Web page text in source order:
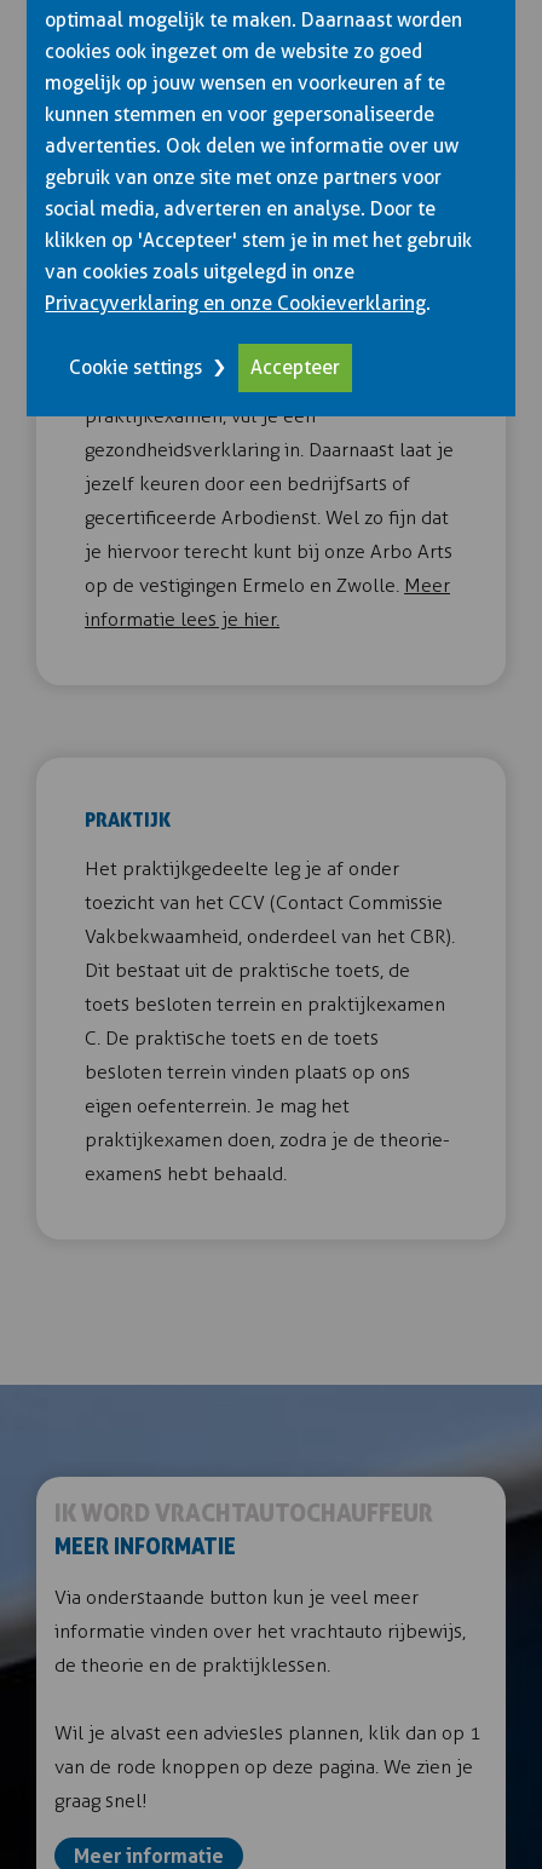
De theorie bestaat voor beroepschauffeurs
uit drie examens: RVM1-C, VM2-C en VM3-
C. Wil je het rijbewijs privé gebruiken, dan
hoef je slechts module 1 te volgen.
Voordat je kunt deelnemen aan het
praktijkexamen, vul je een
gezondheidsverklaring in. Daarnaast laat je
jezelf keuren door een bedrijfsarts of
gecertificeerde Arbodienst. Wel zo fijn dat
je hiervoor terecht kunt bij onze Arbo Arts
op de vestigingen Ermelo en Zwolle. Meer
informatie lees je hier.
PRAKTIJK
Het praktijkgedeelte leg je af onder
toezicht van het CCV (Contact Commissie
Vakbekwaamheid, onderdeel van het CBR).
Dit bestaat uit de praktische toets, de
toets besloten terrein en praktijkexamen
C. De praktische toets en de toets
besloten terrein vinden plaats op ons
eigen oefenterrein. Je mag het
praktijkexamen doen, zodra je de theorie-
examens hebt behaald.
IK WORD VRACHTAUTOCHAUFFEUR
MEER INFORMATIE
Via onderstaande button kun je veel meer
informatie vinden over het vrachtauto rijbewijs,
de theorie en de praktijklessen.
Wil je alvast een adviesles plannen, klik dan op 1
van de rode knoppen op deze pagina. We zien je
graag snel!
Meer informatie
optimaal mogelijk te maken. Daarnaast worden
cookies ook ingezet om de website zo goed
mogelijk op jouw wensen en voorkeuren af te
kunnen stemmen en voor gepersonaliseerde
advertenties. Ook delen we informatie over uw
gebruik van onze site met onze partners voor
social media, adverteren en analyse. Door te
klikken op 'Accepteer' stem je in met het gebruik
van cookies zoals uitgelegd in onze
Privacyverklaring en onze Cookieverklaring.
Cookie settings Accepteer